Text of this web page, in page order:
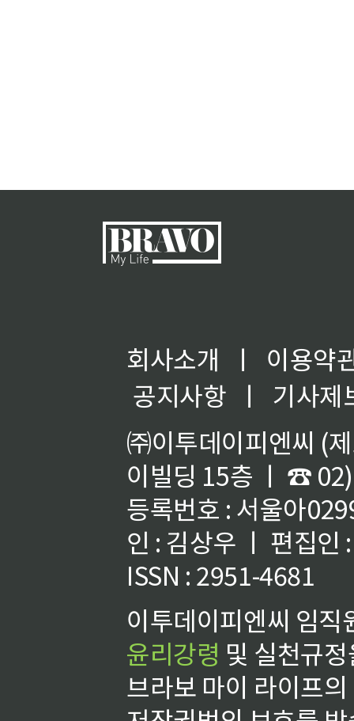
회사소개 ㅣ
이용약
공지사항
ㅣ
기사제
㈜이투데이피엔씨 (
이빌딩 15층 ㅣ ☎
등록번호 : 서울아
인 : 김상우 ㅣ 편집인
ISSN : 2951-4681
이투데이피엔씨 임
윤리강령 및 실천규
브라보 마이 라이프